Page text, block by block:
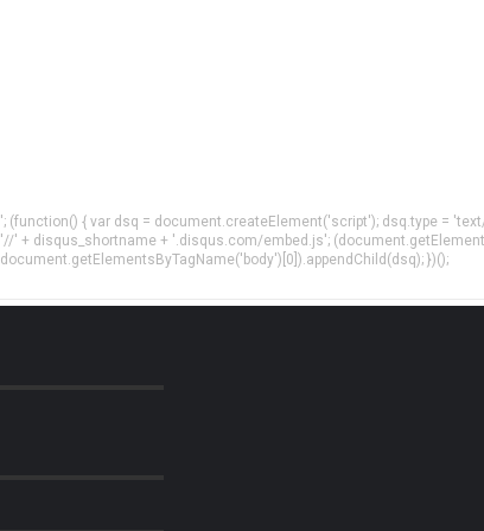
'; (function() { var dsq = document.createElement('script'); dsq.type =
'//' + disqus_shortname + '.disqus.com/embed.js';
document.getElementsByTagName('body')[0]).appendChild(dsq); })();